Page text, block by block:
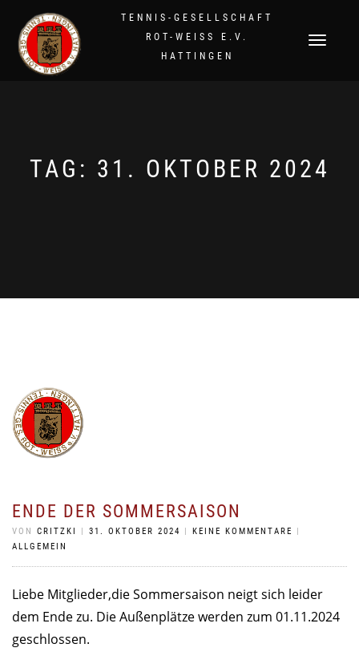
TENNIS-GESELLSCHAFT
ROT-WEISS E.V.
HATTINGEN
NAVIGATION
TAG: 31. OKTOBER 2024
ENDE DER SOMMERSAISON
VON CRITZKI | 31. OKTOBER 2024 | KEINE KOMMENTARE
|
ALLGEMEIN
Liebe Mitglieder,die Sommersaison neigt sich leider
dem Ende zu. Die Außenplätze werden zum 01.11.2024
geschlossen.